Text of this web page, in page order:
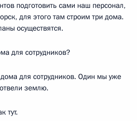
подготовить сами наш персонал,
для этого там строим три дома.
осуществятся.
для сотрудников?
для сотрудников. Один мы уже
землю.
тут.